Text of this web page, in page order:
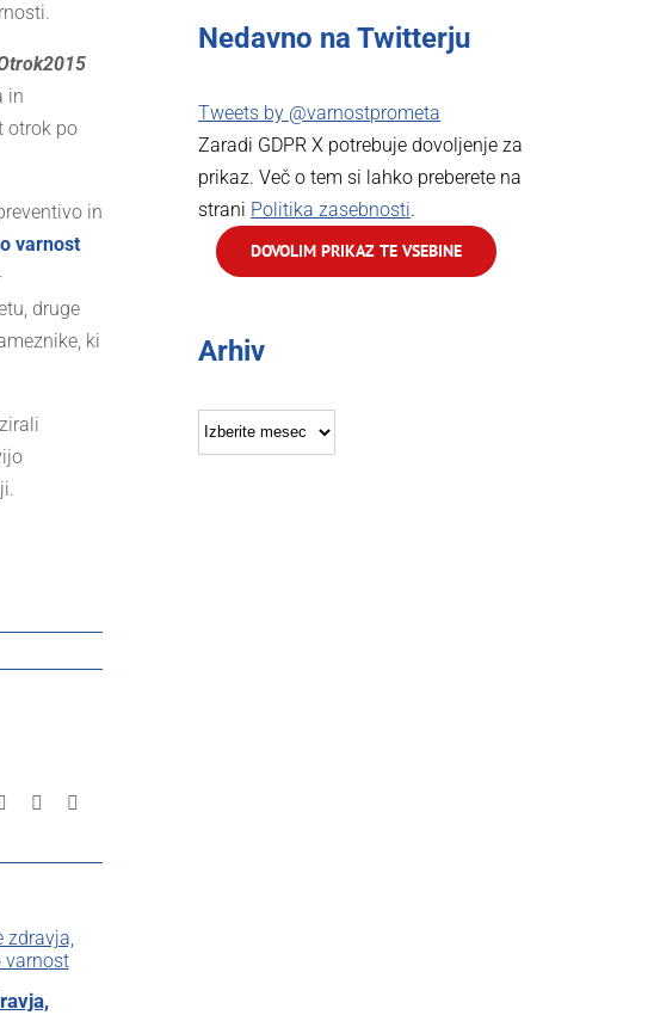
2015
in
otrok po
in
varnost
druge
ki
LinkedInPinterest
Nedavno na Twitterju
Tweets by @varnostprometa
Zaradi GDPR X potrebuje dovoljenje za
prikaz. Več o tem si lahko preberete na
strani Politika zasebnosti.
DOVOLIM PRIKAZ TE VSEBINE
Arhiv
Arhiv